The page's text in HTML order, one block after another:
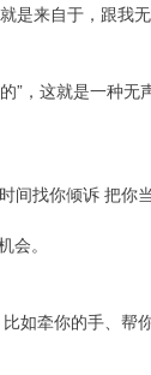
是来自于，跟我
”，这就是一种
间找你倾诉 把你
。
如牵你的手、帮